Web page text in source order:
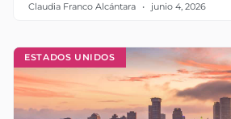
Claudia Franco Alcántara junio 4, 2026
ESTADOS UNIDOS